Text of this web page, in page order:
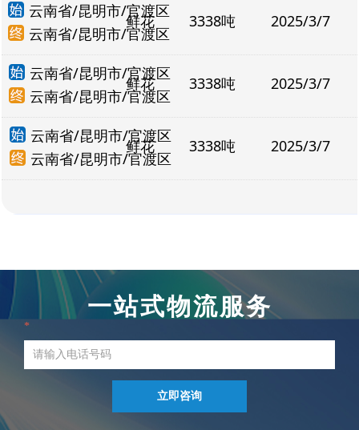
云南省/昆明市/官渡区
云南省/昆明市/官渡区
鲜花 3338吨 2025/3/7
云南省/昆明市/官渡区
云南省/昆明市/官渡区
鲜花 3338吨 2025/3/7
云南省/昆明市/官渡区
云南省/昆明市/官渡区
鲜花 3338吨 2025/3/7
一站式物流服务
*
立即咨询